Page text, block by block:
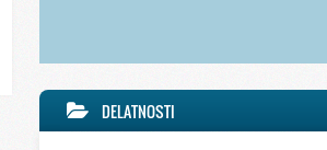
DELATNOSTI